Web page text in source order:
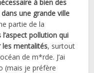
à bien des
une grande ville
partie de la
l’aspect pollution qui
les mentalités, surtout
de m*rde. J’ai
(mais je préfère